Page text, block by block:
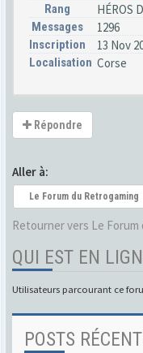
Rang HÉROS
Messages 1296
Inscription 13 Nov
Localisation Corse
Répondre
Aller à:
Le Forum du Retrogaming
Retourner vers Le
QUI EST EN
Utilisateurs parcourant ce
POSTS